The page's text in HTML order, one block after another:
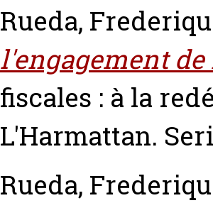
Rueda,
l'engagement
fiscales : à la
L'Harmattan.
Rueda,